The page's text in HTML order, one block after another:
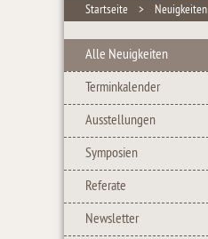
Startseite > Neuigkeiten
Alle Neuigkeiten
Terminkalender
Ausstellungen
Symposien
Referate
Newsletter